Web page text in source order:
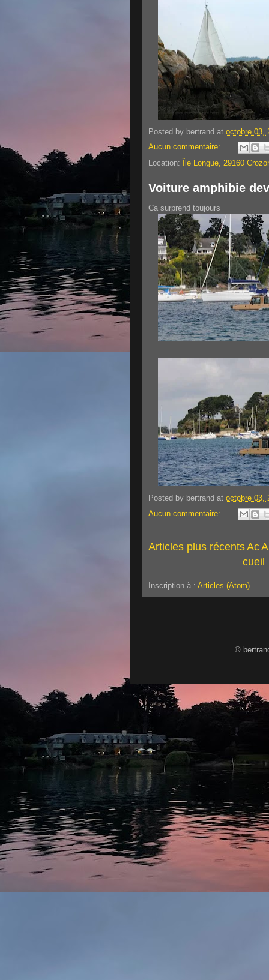
Posted by bertrand at octobre 03,
Aucun commentaire:
Location:
Île Longue, 29160
Voiture amphibie
Ca surprend toujours
Posted by bertrand at octobre 03,
Aucun commentaire:
Articles plus récentsAc
cueil
Inscription à : Articles (Atom)
©